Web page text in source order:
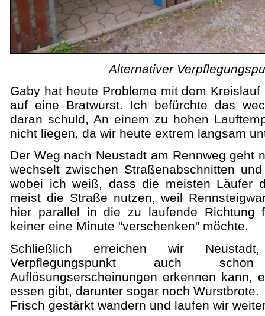
Alternativer
Gaby hat heute Probleme mit dem
auf eine Bratwurst. Ich befürchte das
daran schuld, An einem zu hohen
nicht liegen, da wir heute extrem langsam
Der Weg nach Neustadt am Rennweg geht
wechselt zwischen Straßenabschnitten
wobei ich weiß, dass die meisten Läufer
meist die Straße nutzen, weil
hier parallel in die zu laufende Richtung
keiner eine Minute "verschenken" möchte.
Schließlich erreichen wir
Verpflegungspunkt auch
Auflösungserscheinungen erkennen kann,
essen gibt, darunter sogar noch Wurstbrote.
Frisch gestärkt wandern und laufen wir